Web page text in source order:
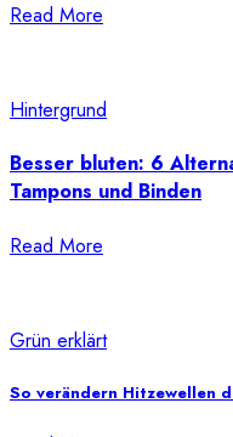
Read More
Hintergrund
Besser bluten: 6
Tampons und Binden
Read More
Grün erklärt
So verändern Hitzewellen